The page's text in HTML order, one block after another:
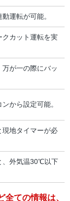
運転が可能。
カット運転を実
が一の際にバッ
から設定可能。
現地タイマーが必
、外気温30℃以下
ての情報は、